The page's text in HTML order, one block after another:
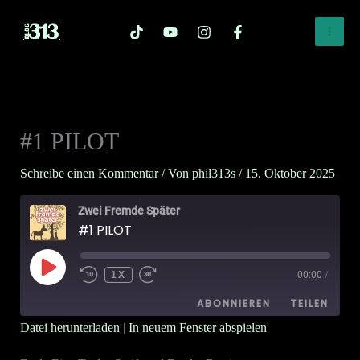
Inhalt
#1 PILOT
Schreibe einen Kommentar / Von phil313s / 15. Oktober 2025
Zwei Fremde Später
#1 PILOT
PLAY
EPISODE
1X 00:00 /
ABONNIEREN TEILEN
Datei herunterladen | In neuem Fenster abspielen